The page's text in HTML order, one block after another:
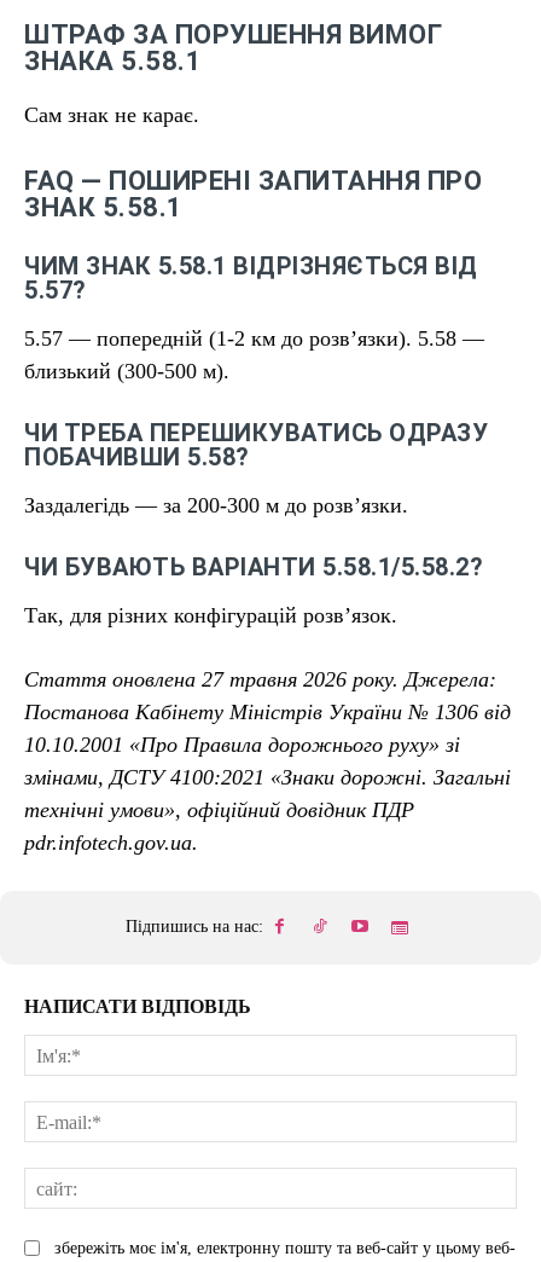
ШТРАФ ЗА ПОРУШЕННЯ ВИМОГ
ЗНАКА 5.58.1
Сам знак не карає.
FAQ — ПОШИРЕНІ ЗАПИТАННЯ ПРО
ЗНАК 5.58.1
ЧИМ ЗНАК 5.58.1 ВІДРІЗНЯЄТЬСЯ ВІД
5.57?
5.57 — попередній (1-2 км до розв’язки). 5.58 —
близький (300-500 м).
ЧИ ТРЕБА ПЕРЕШИКУВАТИСЬ ОДРАЗУ
ПОБАЧИВШИ 5.58?
Заздалегідь — за 200-300 м до розв’язки.
ЧИ БУВАЮТЬ ВАРІАНТИ 5.58.1/5.58.2?
Так, для різних конфігурацій розв’язок.
Стаття оновлена 27 травня 2026 року. Джерела:
Постанова Кабінету Міністрів України № 1306 від
10.10.2001 «Про Правила дорожнього руху» зі
змінами, ДСТУ 4100:2021 «Знаки дорожні. Загальні
технічні умови», офіційний довідник ПДР
pdr.infotech.gov.ua.
Підпишись на нас:
НАПИСАТИ ВІДПОВІДЬ
збережіть моє ім'я, електронну пошту та веб-сайт у цьому веб-